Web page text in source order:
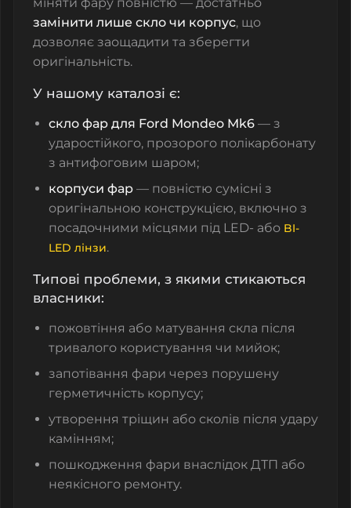
міняти фару повністю — достатньо
замінити лише скло чи корпус, що
дозволяє заощадити та зберегти
оригінальність.
У нашому каталозі є:
скло фар для Ford Mondeo Mk6 — з
ударостійкого, прозорого полікарбонату
з антифоговим шаром;
корпуси фар — повністю сумісні з
оригінальною конструкцією, включно з
посадочними місцями під LED- або BI-
LED лінзи.
Типові проблеми, з якими стикаються
власники:
пожовтіння або матування скла після
тривалого користування чи мийок;
запотівання фари через порушену
герметичність корпусу;
утворення тріщин або сколів після удару
камінням;
пошкодження фари внаслідок ДТП або
неякісного ремонту.